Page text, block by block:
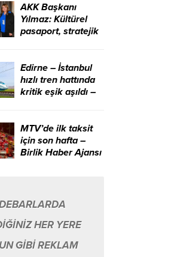
Haber Ajansı
AKK Başkanı
Yılmaz: Kültürel
pasaport, stratejik
Haber Ajansı
Edirne – İstanbul
hızlı tren hattında
kritik eşik aşıldı –
MTV’de ilk taksit
için son hafta –
Birlik Haber Ajansı
HER YERE
GİBİ REKLAM